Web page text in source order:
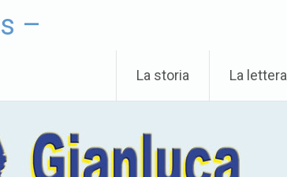
–
La storia La lettera